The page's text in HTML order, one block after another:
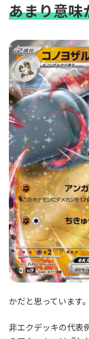
あまり意味
かだと思っています。
非エクデッキの代表